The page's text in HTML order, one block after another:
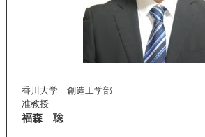
香川大学 創造工学部
准教授
福森 聡